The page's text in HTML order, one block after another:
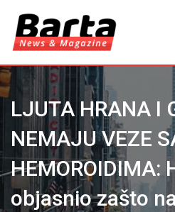
content
LJUTA HRANA I
NEMAJU VEZE
HEMOROIDIMA:
objasnio zašto